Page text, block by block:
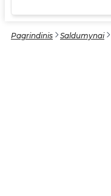
Pagrindinis Saldumynai